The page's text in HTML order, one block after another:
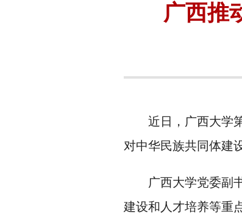
广西推
近日，广西大学
对中华民族共同体建
广西大学党委副
建设和人才培养等重